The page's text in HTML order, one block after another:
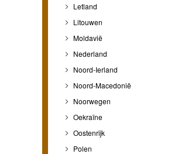
Letland
Litouwen
Moldavië
Nederland
Noord-Ierland
Noord-Macedonië
Noorwegen
Oekraïne
Oostenrijk
Polen